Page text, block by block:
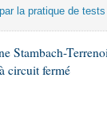
la pratique de
Stambach-
circuit fermé